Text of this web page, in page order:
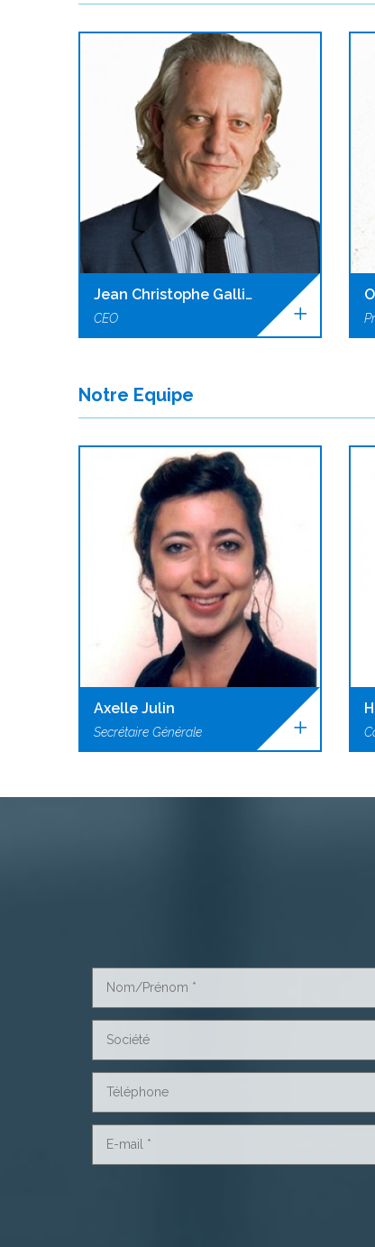
Jean Christophe Gallien
CEO
Notre Equipe
Axelle Julin
Secrétaire Générale